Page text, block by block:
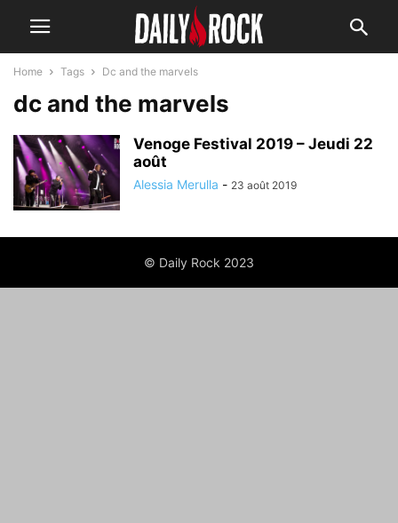
Home Tags Dc and the marvels
dc and the marvels
Venoge Festival 2019 – Jeudi 22
août
Alessia Merulla - 23 août 2019
© Daily Rock 2023